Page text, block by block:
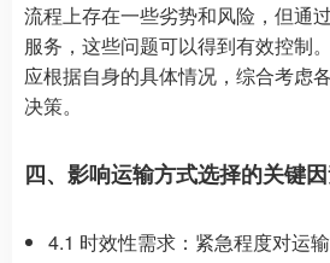
流程上存在一些劣势和风险，但通
服务，这些问题可以得到有效控制
应根据自身的具体情况，综合考虑
决策。
四、影响运输方式选择的关键
4.1 时效性需求：紧急程度对运